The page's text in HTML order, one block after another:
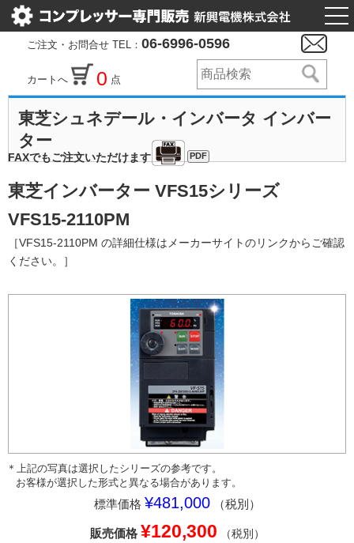
ご注文・お問合せ TEL： 06-6996-0596
カートへ 0 点
東芝シュネデール・インバータ インバー
ター
FAXでもご注文いただけます PDF
東芝インバーター VFS15シリーズ
VFS15-2110PM
［VFS15-2110PM の詳細仕様はメーカーサイトのリンクからご確認
ください。］
＊上記の写真は選択したシリーズの参考です。
お客様が選択した形式と異なる場合があります。
標準価格 ¥481,000 （税別）
販売価格 ¥120,300 （税別）